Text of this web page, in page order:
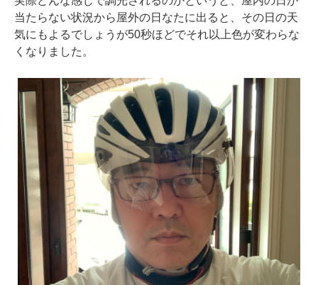
当たらない状況から屋外の日なたに出ると、その日の天
気にもよるでしょうが50秒ほどでそれ以上色が変わらな
くなりました。